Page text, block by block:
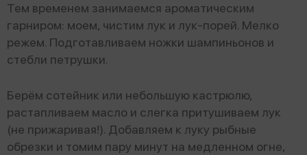
Тем временем занимаемся ароматическим
гарниром: моем, чистим лук и лук-порей. Мелко
режем. Подготавливаем ножки шампиньонов и
стебли петрушки.
Берём сотейник или небольшую кастрюлю,
растапливаем масло и слегка притушиваем лук
(не прижаривая!). Добавляем к луку рыбные
обрезки и томим пару минут на медленном огне,